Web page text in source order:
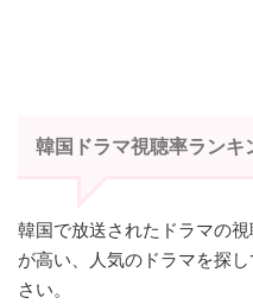
韓国ドラマ視聴率ランキ
韓国で放送されたドラマの
が高い、人気のドラマを探
さい。